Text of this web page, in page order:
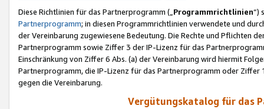
Diese Richtlinien für das Partnerprogramm („Programmrichtlinien“)
Partnerprogramm; in diesen Programmrichtlinien verwendete und
der Vereinbarung zugewiesene Bedeutung. Die Rechte und Pflichten
Partnerprogramm sowie Ziffer 3 der IP-Lizenz für das
Einschränkung von Ziffer 6 Abs. (a) der Vereinbarung wird hiermit
Partnerprogramm, die IP-Lizenz für das Partnerprogramm oder
gegen die Vereinbarung.
Vergütungskatalog für das